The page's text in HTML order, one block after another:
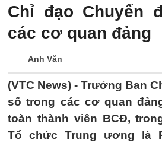
Chỉ đạo Chuyển
các cơ quan đảng
Anh Văn
(VTC News) - Trưởng Ban
số trong các cơ quan
toàn thành viên BCĐ,
Tổ chức Trung ương là